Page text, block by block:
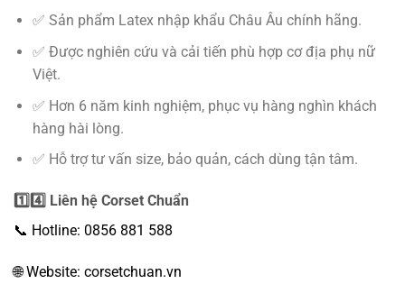
✅ Sản phẩm Latex nhập khẩu Châu Âu chính hãng.
✅ Được nghiên cứu và cải tiến phù hợp cơ địa phụ nữ
Việt.
✅ Hơn 6 năm kinh nghiệm, phục vụ hàng nghìn khách
hàng hài lòng.
✅ Hỗ trợ tư vấn size, bảo quản, cách dùng tận tâm.
1️⃣4️⃣ Liên hệ Corset Chuẩn
📞 Hotline: 0856 881 588
🌐 Website: corsetchuan.vn